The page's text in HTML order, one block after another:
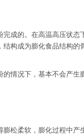
成的。在高温高压状态
构成为膨化食品结构的
情况下，基本不会产生
松柔软，膨化过程中产